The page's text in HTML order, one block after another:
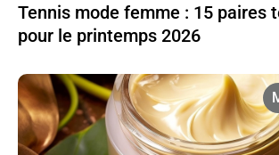
Tennis mode femme : 15 paires
pour le printemps 2026